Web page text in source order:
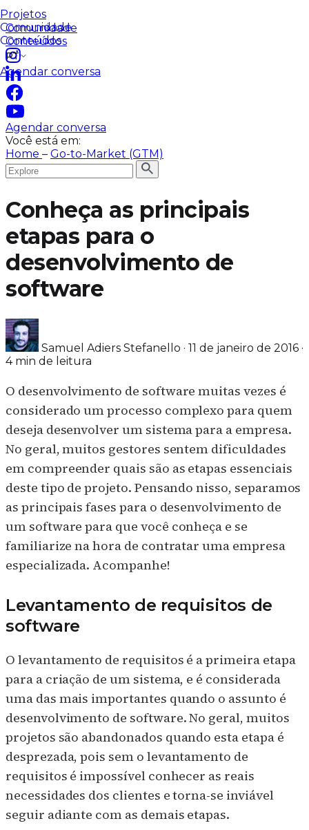
Projetos
Comunidade
Conteúdos
PT
Agendar conversa
Projetos
Comunidade
Conteúdos
Agendar conversa
Você está em:
Home – Go-to-Market (GTM)
Conheça as principais
etapas para o
desenvolvimento de
software
Samuel Adiers Stefanello · 11 de janeiro de 2016 ·
4 min de leitura
O desenvolvimento de software muitas vezes é
considerado um processo complexo para quem
deseja desenvolver um sistema para a empresa.
No geral, muitos gestores sentem dificuldades
em compreender quais são as etapas essenciais
deste tipo de projeto. Pensando nisso, separamos
as principais fases para o desenvolvimento de
um software para que você conheça e se
familiarize na hora de contratar uma empresa
especializada. Acompanhe!
Levantamento de requisitos de
software
O levantamento de requisitos é a primeira etapa
para a criação de um sistema, e é considerada
uma das mais importantes quando o assunto é
desenvolvimento de software. No geral, muitos
projetos são abandonados quando esta etapa é
desprezada, pois sem o levantamento de
requisitos é impossível conhecer as reais
necessidades dos clientes e torna-se inviável
seguir adiante com as demais etapas.